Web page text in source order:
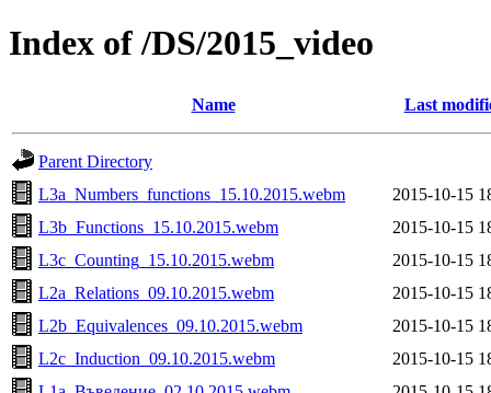
Index of /DS/2015_video
Name Last
Parent Directory
L3a_Numbers_functions_15.10.2015.webm
2015-10-15
L3b_Functions_15.10.2015.webm
2015-10-15
L3c_Counting_15.10.2015.webm
2015-10-15
L2a_Relations_09.10.2015.webm
2015-10-15
L2b_Equivalences_09.10.2015.webm
2015-10-15
L2c_Induction_09.10.2015.webm
2015-10-15